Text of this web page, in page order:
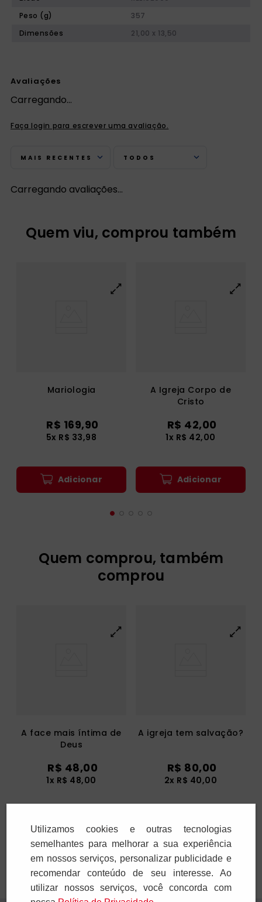
Peso (g)
357
Dimensões
21,00 x 13,50
Avaliações
Carregando…
Faça login para escrever uma avaliação.
MAIS RECENTES TODOS
Carregando avaliações…
Quem viu, comprou também
Mariologia
R$ 169,90
5x R$ 33,98
Adicionar
A Igreja Corpo de
Cristo
R$ 42,00
1x R$ 42,00
Adicionar
Quem comprou, também
comprou
A face mais íntima de
Deus
R$ 48,00
1x R$ 48,00
A igreja tem salvação?
R$ 80,00
2x R$ 40,00
Utilizamos cookies e outras tecnologias
semelhantes para melhorar a sua experiência
em nossos serviços, personalizar publicidade e
recomendar conteúdo de seu interesse. Ao
utilizar nossos serviços, você concorda com